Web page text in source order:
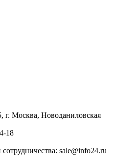
г. Москва, Новоданиловская
18
sale@info24.ru